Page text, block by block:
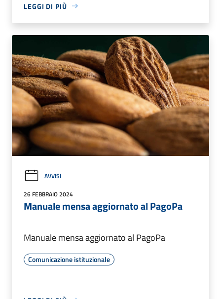
LEGGI DI PIÙ
AVVISI
26 FEBBRAIO 2024
Manuale mensa aggiornato al PagoPa
Manuale mensa aggiornato al PagoPa
Comunicazione istituzionale